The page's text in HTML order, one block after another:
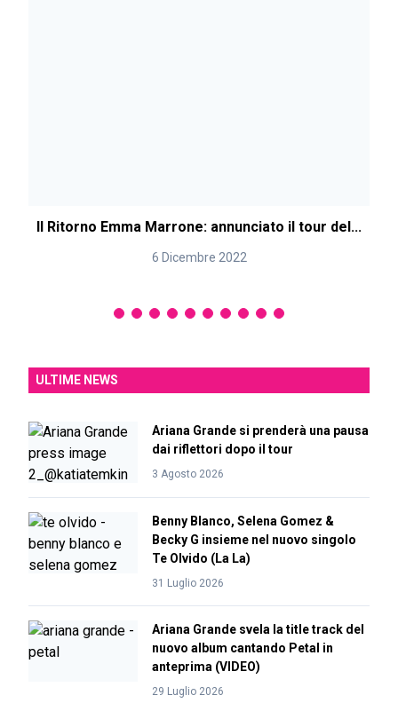
Il Ritorno Emma Marrone: annunciato il tour del...
6 Dicembre 2022
ULTIME NEWS
Ariana Grande si prenderà una pausa
dai riflettori dopo il tour
3 Agosto 2026
Benny Blanco, Selena Gomez &
Becky G insieme nel nuovo singolo
Te Olvido (La La)
31 Luglio 2026
Ariana Grande svela la title track del
nuovo album cantando Petal in
anteprima (VIDEO)
29 Luglio 2026